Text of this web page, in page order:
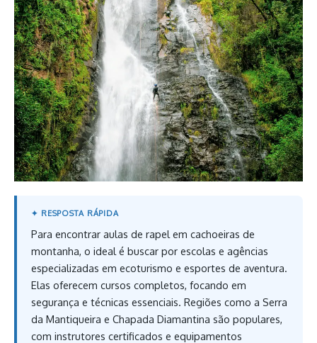
Para encontrar aulas de rapel em cachoeiras de
montanha, o ideal é buscar por escolas e agências
especializadas em ecoturismo e esportes de aventura.
Elas oferecem cursos completos, focando em
segurança e técnicas essenciais. Regiões como a Serra
da Mantiqueira e Chapada Diamantina são populares,
com instrutores certificados e equipamentos